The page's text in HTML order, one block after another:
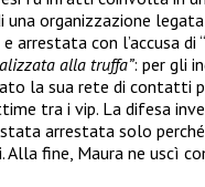
una organizzazione
arrestata con l’accusa di “
alla truffa”: per gli
la sua rete di contatti
tra i vip. La difesa
arrestata solo
Alla fine, Maura ne uscì